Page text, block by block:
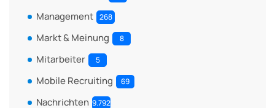
Management 268
Markt & Meinung 8
Mitarbeiter 5
Mobile Recruiting 69
Nachrichten 9.792